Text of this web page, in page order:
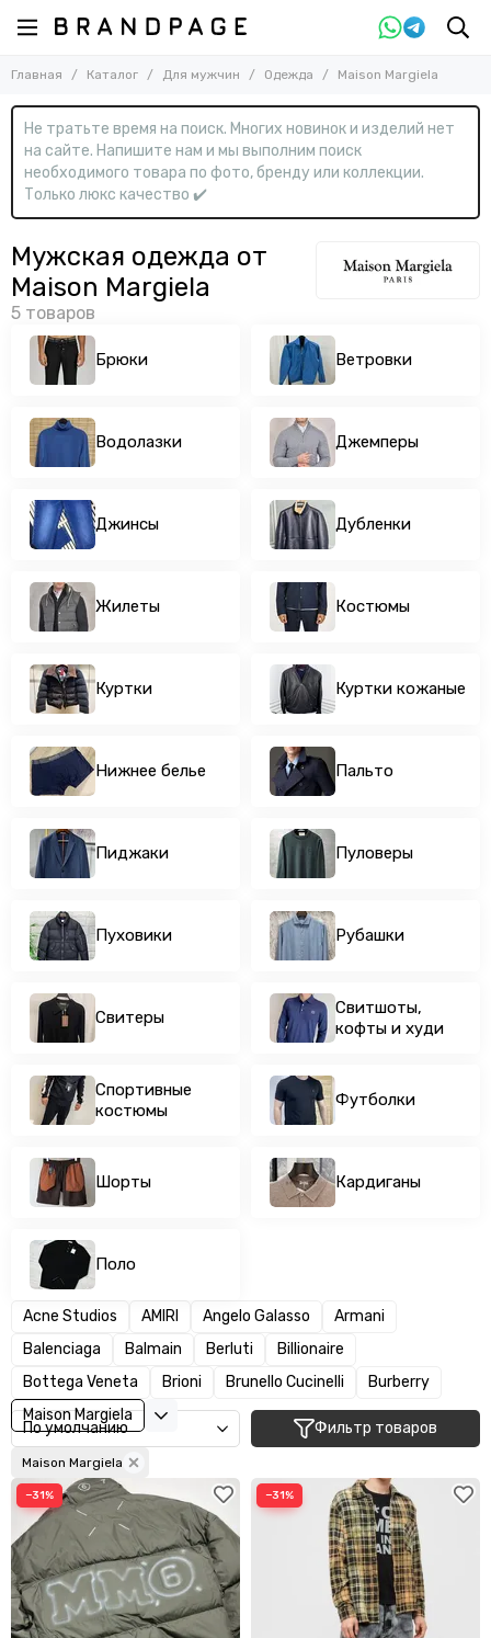
Назад
Для мужчин
Смотреть все товары
Одежда
Назад
Одежда
Смотреть все товары
Брюки
Ветровки
Водолазки
Джемперы
Джинсы
Дубленки
Жилеты
Костюмы
Куртки
Куртки кожаные
Пальто
Пиджаки
Пуховики
Рубашки
Свитшоты, кофты и худи
Спортивные костюмы
Шорты
Кардиганы
Поло
Обувь
Сумки
Аксессуары
Главная Каталог Для мужчин Одежда Maison Margiela
Не тратьте время на поиск. Многих новинок и изделий нет
на сайте. Напишите нам и мы выполним поиск
необходимого товара по фото, бренду или коллекции.
Только люкс качество ✔️
Мужская одежда от
Maison Margiela
Брюки Ветровки
Водолазки Джемперы
Джинсы Дубленки
Жилеты Костюмы
Куртки Куртки кожаные
Нижнее белье Пальто
Пиджаки Пуловеры
Пуховики Рубашки
Свитеры
Свитшоты,
кофты и худи
Спортивные
костюмы
Футболки
Шорты Кардиганы
Поло
Acne Studios AMIRI Angelo Galasso
Armani
Balenciaga
Balmain Berluti
Billionaire
Bottega Veneta
Brioni Brunello Cucinelli
Burberry
Maison Margiela
Фильтр товаров
Maison Margiela
−31% −31%